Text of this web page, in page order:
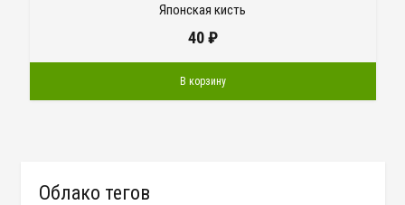
Японская кисть
40₽
В корзину
Облако тегов